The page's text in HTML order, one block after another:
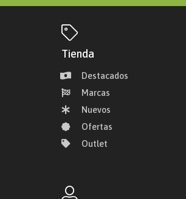
Tienda
Destacados
Marcas
Nuevos
Ofertas
Outlet